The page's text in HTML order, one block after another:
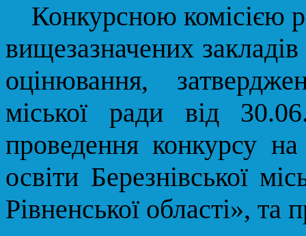
Конкурсною комісією
вищезазначених закладів
оцінювання,
міської ради від
проведення конкурсу
освіти Березнівської
Рівненської області», та